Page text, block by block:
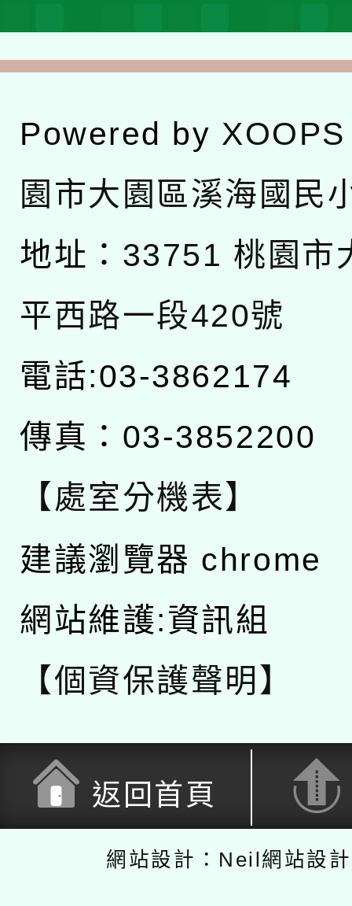
Powered by XOOPS
園市大園區溪海國民
地址： 33751 桃園市
平西路一段420號
電話:03-3862174
傳真：03-3852200
【處室分機表】
建議瀏覽器 chrome
網站維護:資訊組
【個資保護聲明】
返回首頁
網站設計：Neil網站設